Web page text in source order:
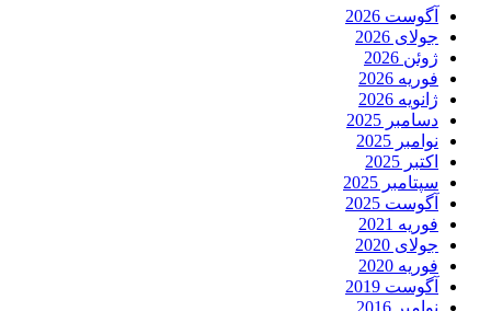
آگوست 2026
جولای 2026
ژوئن 2026
فوریه 2026
ژانویه 2026
دسامبر 2025
نوامبر 2025
اکتبر 2025
سپتامبر 2025
آگوست 2025
فوریه 2021
جولای 2020
فوریه 2020
آگوست 2019
نوامبر 2016